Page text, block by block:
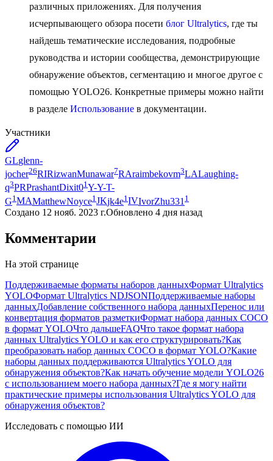
различных приложениях. Для получения
исчерпывающего обзора посети блог Ultralytics, где ты
найдешь тематические исследования, подробные
руководства и истории сообщества, демонстрирующие
обнаружение объектов, сегментацию и многое другое с
помощью YOLO26. Конкретные примеры можно найти
в разделе Использование в документации.
Участники
GLglenn-
jocher26RIRizwanMunawar7RAraimbekovm3LALaughing-
q3PRPrashantDixit01Y-Y-T-
G1 MAMatthewNoyce1 JKjk4e1 IVIvorZhu331 1
Создано 12 нояб. 2023 г.Обновлено 4 дня назад
Комментарии
На этой странице
Поддерживаемые форматы наборов данныхФормат Ultralytics
YOLOФормат Ultralytics NDJSONПоддерживаемые наборы
данныхДобавление собственного набора данныхПеренос или
конвертация форматов разметкиФормат набора данных COCO
в формат YOLOЧто дальшеFAQЧто такое формат набора
данных Ultralytics YOLO и как его структурировать?Как
преобразовать набор данных COCO в формат YOLO?Какие
наборы данных поддерживаются Ultralytics YOLO для
обнаружения объектов?Как начать обучение модели YOLO26
с использованием моего набора данных?Где я могу найти
практические примеры использования Ultralytics YOLO для
обнаружения объектов?
Исследовать с помощью ИИ